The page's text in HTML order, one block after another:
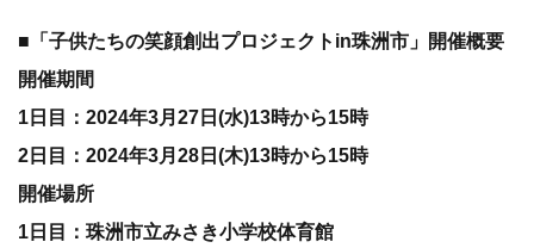
■「子供たちの笑顔創出プロジェクトin珠洲市」開催概要
開催期間
1日目：2024年3月27日(水)13時から15時
2日目：2024年3月28日(木)13時から15時
開催場所
1日目：珠洲市立みさき小学校体育館